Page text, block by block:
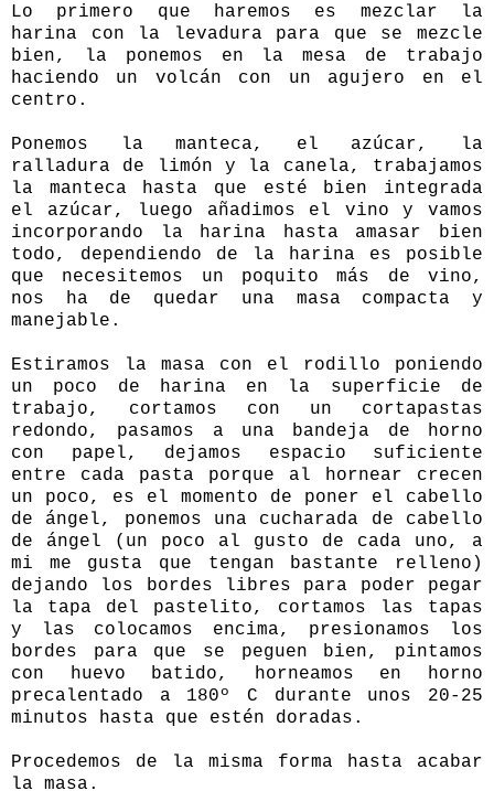
Lo primero que haremos es mezclar la
harina con la levadura para que se mezcle
bien, la ponemos en la mesa de trabajo
haciendo un volcán con un agujero en el
centro.
Ponemos la manteca, el azúcar, la
ralladura de limón y la canela, trabajamos
la manteca hasta que esté bien integrada
el azúcar, luego añadimos el vino y vamos
incorporando la harina hasta amasar bien
todo, dependiendo de la harina es posible
que necesitemos un poquito más de vino,
nos ha de quedar una masa compacta y
manejable.
Estiramos la masa con el rodillo poniendo
un poco de harina en la superficie de
trabajo, cortamos con un cortapastas
redondo, pasamos a una bandeja de horno
con papel, dejamos espacio suficiente
entre cada pasta porque al hornear crecen
un poco, es el momento de poner el cabello
de ángel, ponemos una cucharada de cabello
de ángel (un poco al gusto de cada uno, a
mi me gusta que tengan bastante relleno)
dejando los bordes libres para poder pegar
la tapa del pastelito, cortamos las tapas
y las colocamos encima, presionamos los
bordes para que se peguen bien, pintamos
con huevo batido, horneamos en horno
precalentado a 180º C durante unos 20-25
minutos hasta que estén doradas.
Procedemos de la misma forma hasta acabar
la masa.